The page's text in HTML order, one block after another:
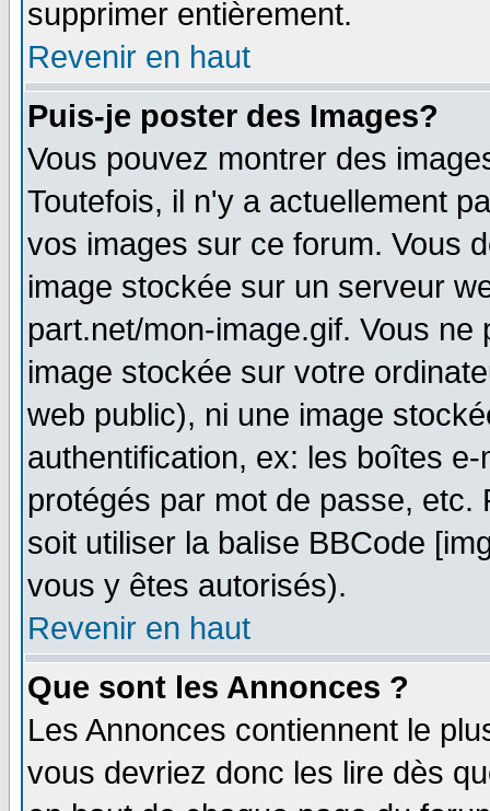
supprimer entièrement.
Revenir en haut
Puis-je poster des Images?
Vous pouvez montrer des
Toutefois, il n'y a actuellement
vos images sur ce forum. Vous
image stockée sur un serveur
part.net/mon-image.gif. Vous
image stockée sur votre
web public), ni une image
authentification, ex: les boîtes
protégés par mot de passe,
soit utiliser la balise BBCode
vous y êtes autorisés).
Revenir en haut
Que sont les Annonces ?
Les Annonces contiennent le
vous devriez donc les lire dès